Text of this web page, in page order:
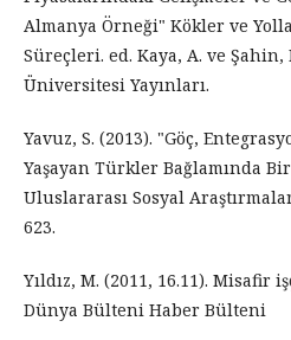
Almanya Örneği" Kökler ve
Süreçleri. ed. Kaya, A. ve
Üniversitesi Yayınları.
Yavuz, S. (2013). "Göç,
Yaşayan Türkler Bağlamında
Uluslararası Sosyal
623.
Yıldız, M. (2011, 16.11). Misafir
Dünya Bülteni Haber Bülteni